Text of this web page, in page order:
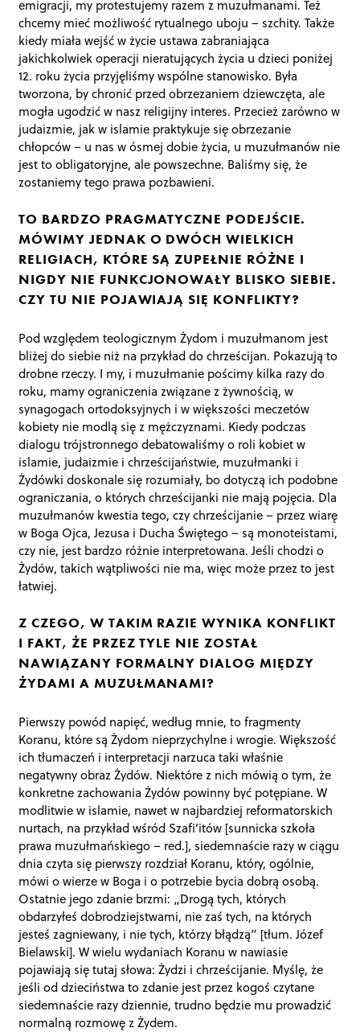
emigracji, my protestujemy razem z muzułmanami. Też
chcemy mieć możliwość rytualnego uboju – szchity. Także
kiedy miała wejść w życie ustawa zabraniająca
jakichkolwiek operacji nieratujących życia u dzieci poniżej
12. roku życia przyjęliśmy wspólne stanowisko. Była
tworzona, by chronić przed obrzezaniem dziewczęta, ale
mogła ugodzić w nasz religijny interes. Przecież zarówno w
judaizmie, jak w islamie praktykuje się obrzezanie
chłopców – u nas w ósmej dobie życia, u muzułmanów nie
jest to obligatoryjne, ale powszechne. Baliśmy się, że
zostaniemy tego prawa pozbawieni.
TO BARDZO PRAGMATYCZNE PODEJŚCIE.
MÓWIMY JEDNAK O DWÓCH WIELKICH
RELIGIACH, KTÓRE SĄ ZUPEŁNIE RÓŻNE I
NIGDY NIE FUNKCJONOWAŁY BLISKO SIEBIE.
CZY TU NIE POJAWIAJĄ SIĘ KONFLIKTY?
Pod względem teologicznym Żydom i muzułmanom jest
bliżej do siebie niż na przykład do chrześcijan. Pokazują to
drobne rzeczy. I my, i muzułmanie pościmy kilka razy do
roku, mamy ograniczenia związane z żywnością, w
synagogach ortodoksyjnych i w większości meczetów
kobiety nie modlą się z mężczyznami. Kiedy podczas
dialogu trójstronnego debatowaliśmy o roli kobiet w
islamie, judaizmie i chrześcijaństwie, muzułmanki i
Żydówki doskonale się rozumiały, bo dotyczą ich podobne
ograniczania, o których chrześcijanki nie mają pojęcia. Dla
muzułmanów kwestia tego, czy chrześcijanie – przez wiarę
w Boga Ojca, Jezusa i Ducha Świętego – są monoteistami,
czy nie, jest bardzo różnie interpretowana. Jeśli chodzi o
Żydów, takich wątpliwości nie ma, więc może przez to jest
łatwiej.
Z CZEGO, W TAKIM RAZIE WYNIKA KONFLIKT
I FAKT, ŻE PRZEZ TYLE NIE ZOSTAŁ
NAWIĄZANY FORMALNY DIALOG MIĘDZY
ŻYDAMI A MUZUŁMANAMI?
Pierwszy powód napięć, według mnie, to fragmenty
Koranu, które są Żydom nieprzychylne i wrogie. Większość
ich tłumaczeń i interpretacji narzuca taki właśnie
negatywny obraz Żydów. Niektóre z nich mówią o tym, że
konkretne zachowania Żydów powinny być potępiane. W
modlitwie w islamie, nawet w najbardziej reformatorskich
nurtach, na przykład wśród Szafi’itów [sunnicka szkoła
prawa muzułmańskiego – red.], siedemnaście razy w ciągu
dnia czyta się pierwszy rozdział Koranu, który, ogólnie,
mówi o wierze w Boga i o potrzebie bycia dobrą osobą.
Ostatnie jego zdanie brzmi: „Drogą tych, których
obdarzyłeś dobrodziejstwami, nie zaś tych, na których
jesteś zagniewany, i nie tych, którzy błądzą” [tłum. Józef
Bielawski]. W wielu wydaniach Koranu w nawiasie
pojawiają się tutaj słowa: Żydzi i chrześcijanie. Myślę, że
jeśli od dzieciństwa to zdanie jest przez kogoś czytane
siedemnaście razy dziennie, trudno będzie mu prowadzić
normalną rozmowę z Żydem.